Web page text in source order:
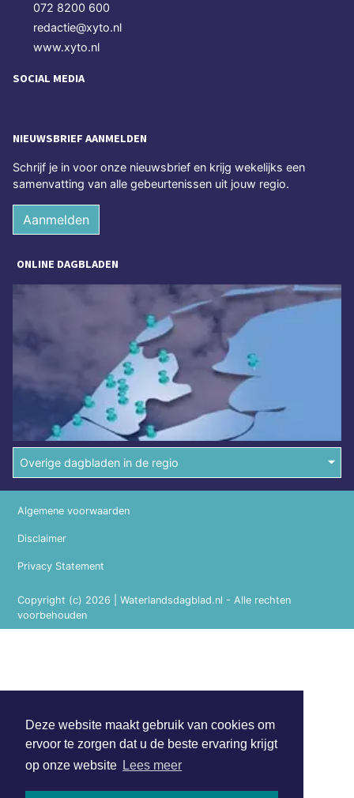
Deze website maakt gebruik van cookies om
ervoor te zorgen dat u de beste ervaring krijgt
op onze website Lees meer
072 8200 600
redactie@xyto.nl
www.xyto.nl
SOCIAL MEDIA
NIEUWSBRIEF AANMELDEN
Schrijf je in voor onze nieuwsbrief en krijg wekelijks een
samenvatting van alle gebeurtenissen uit jouw regio.
Aanmelden
ONLINE DAGBLADEN
Overige dagbladen in de regio
Copyright (c) 2026 | Waterlandsdagblad.nl - Alle rechten
voorbehouden
Algemene voorwaarden
Disclaimer
Privacy Statement